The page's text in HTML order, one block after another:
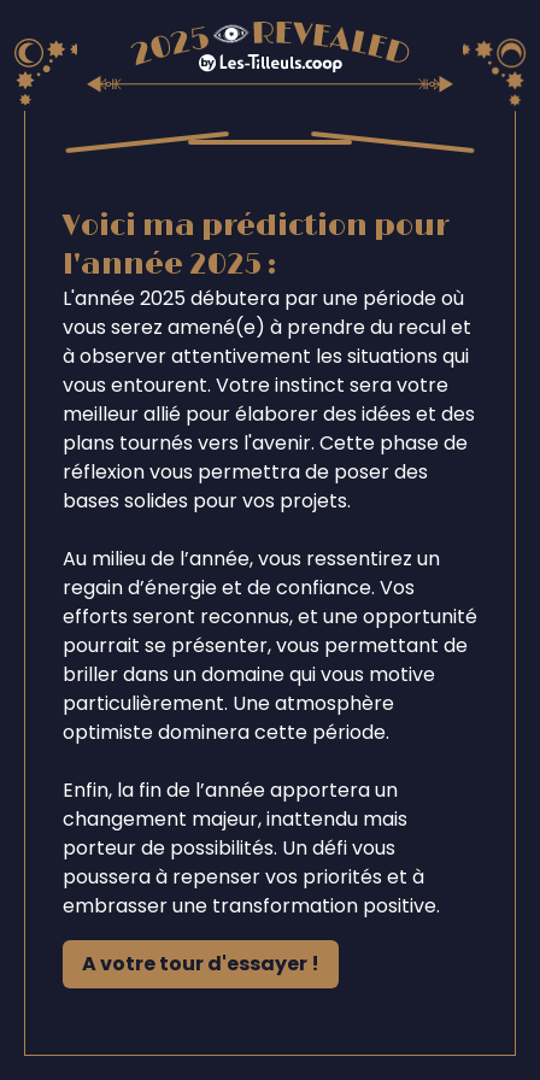
Voici ma prédiction pour
l'année 2025 :
L'année 2025 débutera par une période où
vous serez amené(e) à prendre du recul et
à observer attentivement les situations qui
vous entourent. Votre instinct sera votre
meilleur allié pour élaborer des idées et des
plans tournés vers l'avenir. Cette phase de
réflexion vous permettra de poser des
bases solides pour vos projets.
Au milieu de l’année, vous ressentirez un
regain d’énergie et de confiance. Vos
efforts seront reconnus, et une opportunité
pourrait se présenter, vous permettant de
briller dans un domaine qui vous motive
particulièrement. Une atmosphère
optimiste dominera cette période.
Enfin, la fin de l’année apportera un
changement majeur, inattendu mais
porteur de possibilités. Un défi vous
poussera à repenser vos priorités et à
embrasser une transformation positive.
A votre tour d'essayer !